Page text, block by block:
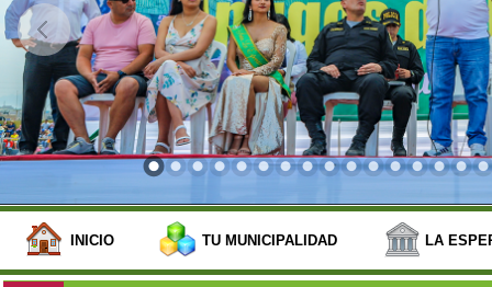
INICIO TU MUNICIPALIDAD LA